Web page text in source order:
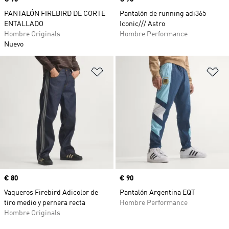
PANTALÓN FIREBIRD DE CORTE
ENTALLADO
Hombre Originals
Nuevo
Pantalón de running adi365
Iconic/// Astro
Hombre Performance
Añadir a la lista de deseos
Precio
€ 80
Vaqueros Firebird Adicolor de
tiro medio y pernera recta
Hombre Originals
Precio
€ 90
Pantalón Argentina EQT
Hombre Performance